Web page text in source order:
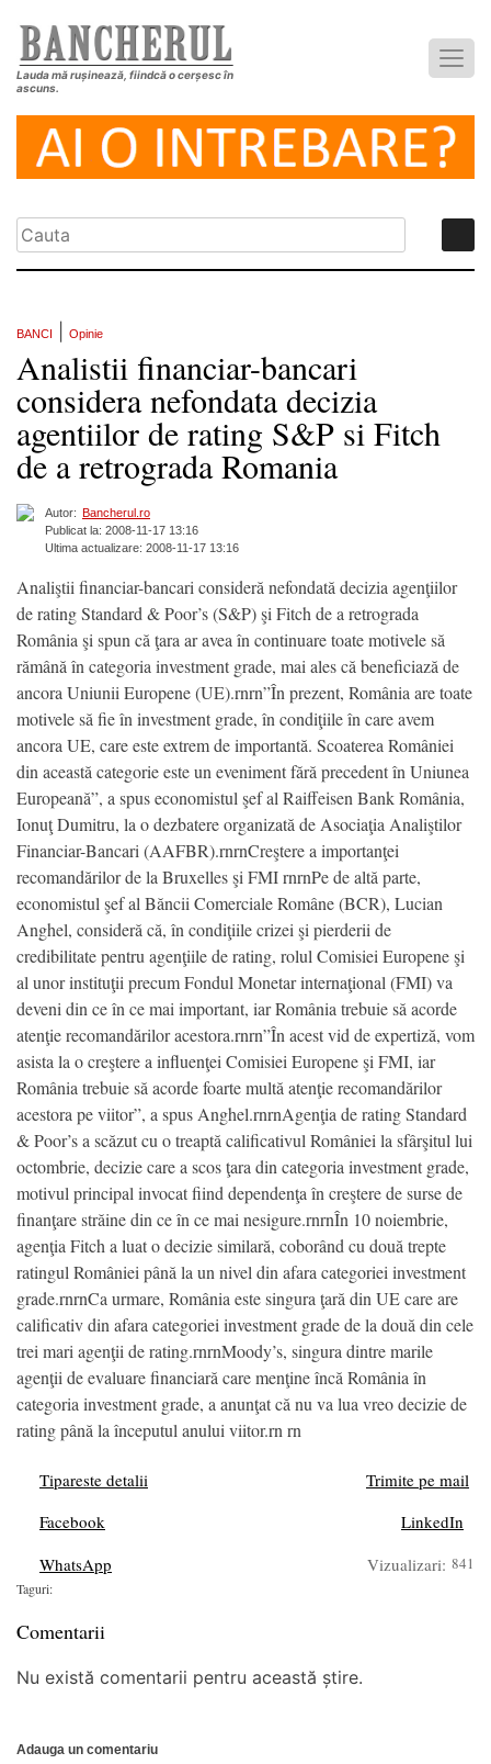
Lauda mă rușinează, fiindcă o cerșesc în
ascuns.
BANCI Opinie
Analistii financiar-bancari
considera nefondata decizia
agentiilor de rating S&P si Fitch
de a retrograda Romania
Autor: Bancherul.ro
Publicat la: 2008-11-17 13:16
Ultima actualizare: 2008-11-17 13:16
Analiştii financiar-bancari consideră nefondată decizia agenţiilor
de rating Standard & Poor’s (S&P) şi Fitch de a retrograda
România şi spun că ţara ar avea în continuare toate motivele să
rămână în categoria investment grade, mai ales că beneficiază de
ancora Uniunii Europene (UE).rnrn”În prezent, România are toate
motivele să fie în investment grade, în condiţiile în care avem
ancora UE, care este extrem de importantă. Scoaterea României
din această categorie este un eveniment fără precedent în Uniunea
Europeană”, a spus economistul şef al Raiffeisen Bank România,
Ionuţ Dumitru, la o dezbatere organizată de Asociaţia Analiştilor
Financiar-Bancari (AAFBR).rnrnCreştere a importanţei
recomandărilor de la Bruxelles şi FMI rnrnPe de altă parte,
economistul şef al Băncii Comerciale Române (BCR), Lucian
Anghel, consideră că, în condiţiile crizei şi pierderii de
credibilitate pentru agenţiile de rating, rolul Comisiei Europene şi
al unor instituţii precum Fondul Monetar internaţional (FMI) va
deveni din ce în ce mai important, iar România trebuie să acorde
atenţie recomandărilor acestora.rnrn”În acest vid de expertiză, vom
asista la o creştere a influenţei Comisiei Europene şi FMI, iar
România trebuie să acorde foarte multă atenţie recomandărilor
acestora pe viitor”, a spus Anghel.rnrnAgenţia de rating Standard
& Poor’s a scăzut cu o treaptă calificativul României la sfârşitul lui
octombrie, decizie care a scos ţara din categoria investment grade,
motivul principal invocat fiind dependenţa în creştere de surse de
finanţare străine din ce în ce mai nesigure.rnrnÎn 10 noiembrie,
agenţia Fitch a luat o decizie similară, coborând cu două trepte
ratingul României până la un nivel din afara categoriei investment
grade.rnrnCa urmare, România este singura ţară din UE care are
calificativ din afara categoriei investment grade de la două din cele
trei mari agenţii de rating.rnrnMoody’s, singura dintre marile
agenţii de evaluare financiară care menţine încă România în
categoria investment grade, a anunţat că nu va lua vreo decizie de
rating până la începutul anului viitor.rn rn
Tipareste detalii
Trimite pe mail
Facebook
LinkedIn
WhatsApp
Vizualizari: 841
Taguri:
Comentarii
Nu există comentarii pentru această știre.
Adauga un comentariu